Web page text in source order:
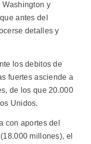
Washington y
antes del
detalles y
los debitos de
fuertes asciende a
de los que 20.000
Unidos.
con aportes del
millones), el